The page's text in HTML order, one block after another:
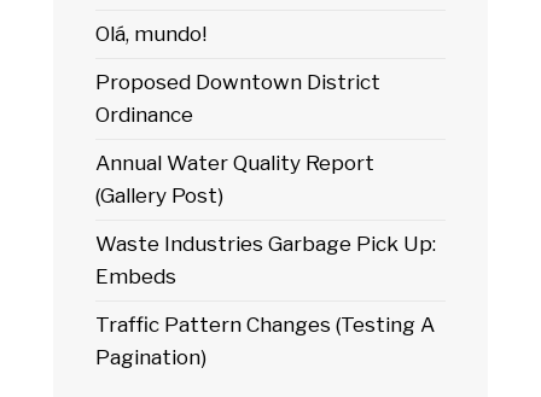
Olá, mundo!
Proposed Downtown District
Ordinance
Annual Water Quality Report
(Gallery Post)
Waste Industries Garbage Pick Up:
Embeds
Traffic Pattern Changes (Testing A
Pagination)